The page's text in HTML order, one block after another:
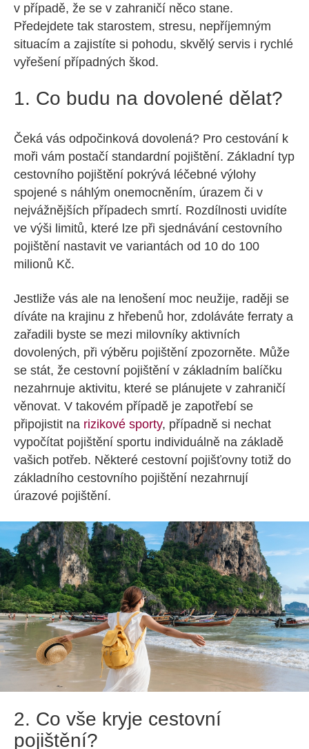
v případě, že se v zahraničí něco stane.
Předejdete tak starostem, stresu, nepříjemným
situacím a zajistíte si pohodu, skvělý servis i rychlé
vyřešení případných škod.
1. Co budu na dovolené dělat?
Čeká vás odpočinková dovolená? Pro cestování k
moři vám postačí standardní pojištění. Základní typ
cestovního pojištění pokrývá léčebné výlohy
spojené s náhlým onemocněním, úrazem či v
nejvážnějších případech smrtí. Rozdílnosti uvidíte
ve výši limitů, které lze při sjednávání cestovního
pojištění nastavit ve variantách od 10 do 100
milionů Kč.
Jestliže vás ale na lenošení moc neužije, raději se
díváte na krajinu z hřebenů hor, zdoláváte ferraty a
zařadili byste se mezi milovníky aktivních
dovolených, při výběru pojištění zpozorněte. Může
se stát, že cestovní pojištění v základním balíčku
nezahrnuje aktivitu, které se plánujete v zahraničí
věnovat. V takovém případě je zapotřebí se
připojistit na rizikové sporty, případně si nechat
vypočítat pojištění sportu individuálně na základě
vašich potřeb. Některé cestovní pojišťovny totiž do
základního cestovního pojištění nezahrnují
úrazové pojištění.
2. Co vše kryje cestovní
pojištění?